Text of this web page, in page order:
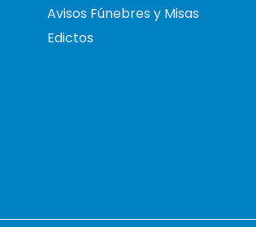
Avisos Fúnebres y Misas
Edictos